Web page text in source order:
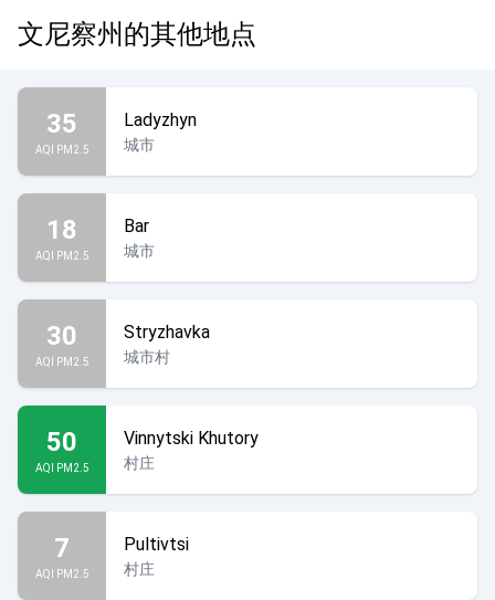
文尼察州的其他地点
35
AQI PM2.5
Ladyzhyn
城市
18
AQI PM2.5
Bar
城市
30
AQI PM2.5
Stryzhavka
城市村
50
AQI PM2.5
Vinnytski Khutory
村庄
7
AQI PM2.5
Pultivtsi
村庄